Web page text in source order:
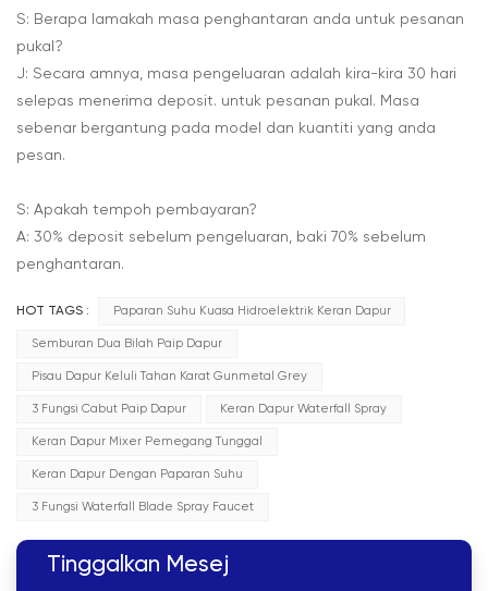
S: Berapa lamakah masa penghantaran anda untuk pesanan
pukal?
J: Secara amnya, masa pengeluaran adalah kira-kira 30 hari
selepas menerima deposit. untuk pesanan pukal. Masa
sebenar bergantung pada model dan kuantiti yang anda
pesan.
S: Apakah tempoh pembayaran?
A: 30% deposit sebelum pengeluaran, baki 70% sebelum
penghantaran.
HOT TAGS : Paparan Suhu Kuasa Hidroelektrik Keran Dapur
Semburan Dua Bilah Paip Dapur
Pisau Dapur Keluli Tahan Karat Gunmetal Grey
3 Fungsi Cabut Paip Dapur Keran Dapur Waterfall Spray
Keran Dapur Mixer Pemegang Tunggal
Keran Dapur Dengan Paparan Suhu
3 Fungsi Waterfall Blade Spray Faucet
Tinggalkan Mesej